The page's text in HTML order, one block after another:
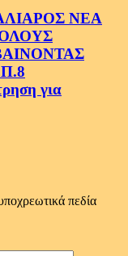
ΝΕΑ
για
πεδία